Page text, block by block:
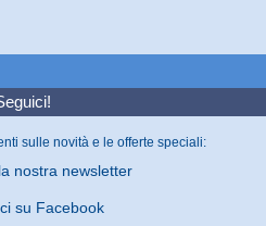
sulle novità e le offerte speciali:
nostra newsletter
su Facebook